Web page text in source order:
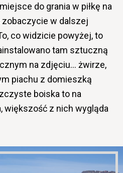
do grania w piłkę na
w dalszej
co widzicie powyżej, to
tam sztuczną
na zdjęciu… żwirze,
piachu z domieszką
boiska to na
większość z nich wygląda